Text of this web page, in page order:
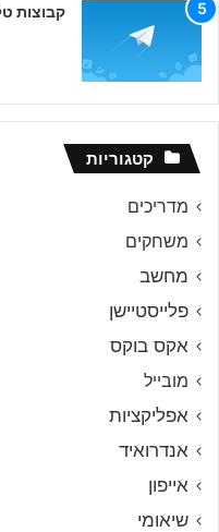
קבוצות
קטגוריות
מדריכים
משחקים
מחשב
פלייסטיישן
אקס בוקס
מובייל
אפליקציות
אנדרואיד
אייפון
שיאומי